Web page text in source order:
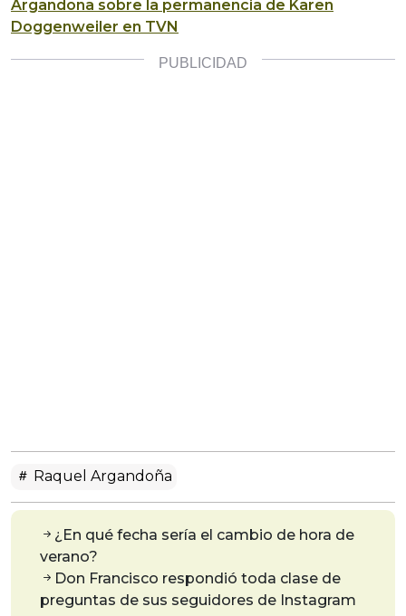
Argandoña sobre la permanencia de Karen
Doggenweiler en TVN
Raquel Argandoña
¿En qué fecha sería el cambio de hora de
verano?
Don Francisco respondió toda clase de
preguntas de sus seguidores de Instagram